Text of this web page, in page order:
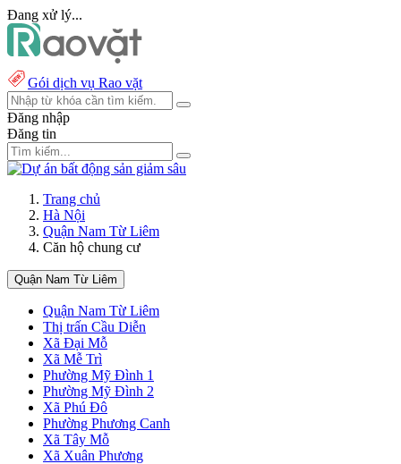
Đang xử lý...
Gói dịch vụ Rao vặt
Đăng nhập
Đăng tin
Trang chủ
Hà Nội
Quận Nam Từ Liêm
Căn hộ chung cư
Quận Nam Từ Liêm
Quận Nam Từ Liêm
Thị trấn Cầu Diễn
Xã Đại Mỗ
Xã Mễ Trì
Phường Mỹ Đình 1
Phường Mỹ Đình 2
Xã Phú Đô
Phường Phương Canh
Xã Tây Mỗ
Xã Xuân Phương